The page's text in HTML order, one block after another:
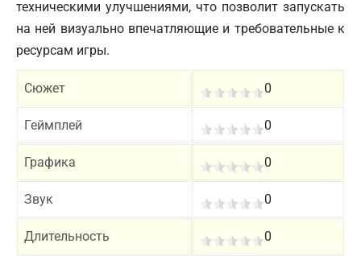
техническими улучшениями, что позволит запускать
на ней визуально впечатляющие и требовательные к
ресурсам игры.
Сюжет 0
Геймплей 0
Графика 0
Звук 0
Длительность 0